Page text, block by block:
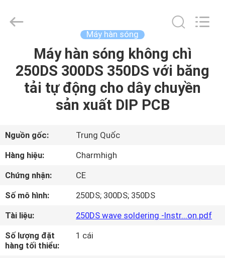
TRANG
CHỦ
PHẨM
VIDEO
VỀ
CHÚNG
TÔI
2026
Máy hàn sóng
Máy hàn sóng không chì
250DS 300DS 350DS với băng
tải tự động cho dây chuyền
sản xuất DIP PCB
Nguồn gốc:
Trung Quốc
Hàng hiệu:
Charmhigh
Chứng nhận:
CE
Số mô hình:
250DS; 300DS; 350DS
Tài liệu:
250DS wave soldering -Instr...on.pdf
Số lượng đặt
hàng tối thiểu:
1 cái